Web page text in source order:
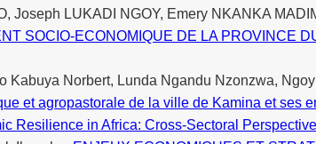
LUKADI NGOY, Emery NKANKA
SOCIO-ECONOMIQUE DE LA PROVINCE
Norbert, Lunda Ngandu Nzonzwa,
et agropastorale de la ville de Kamina et ses
Resilience in Africa: Cross-Sectoral